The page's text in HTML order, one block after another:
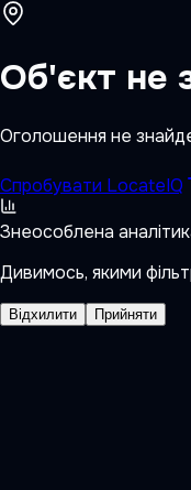
Об'єкт не
Оголошення не
Спробувати LocateIQ
Знеособлена
Дивимось, якими
Відхилити Прийняти